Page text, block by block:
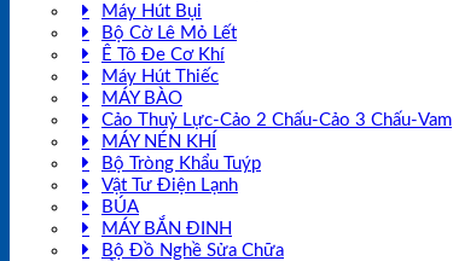
Máy Hút Bụi
Bộ Cờ Lê Mỏ Lết
Ê Tô Đe Cơ Khí
Máy Hút Thiếc
MÁY BÀO
Cảo Thuỷ Lực-Cảo 2 Chấu-Cảo 3 Chấu-Vam
MÁY NÉN KHÍ
Bộ Tròng Khẩu Tuýp
Vật Tư Điện Lạnh
BÚA
MÁY BẮN ĐINH
Bộ Đồ Nghề Sửa Chữa